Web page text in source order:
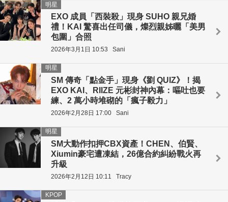
EXO 成員「西裝殺」現身 SUHO 親兄婚
禮！KAI 驚喜出任司儀，燦烈親姊曬「美男
包圍」合照
明星
2026年3月1日 10:53 Sani
SM 傳奇「點金手」現身《劉 QUIZ》！揭
EXO KAI、RIIZE 元彬封神內幕：嘔吐也要
練、2 萬小時堆砌的「瘋子毅力」
明星
2026年2月28日 17:00 Sani
SM大動作扣押CBX資產！CHEN、伯賢、
Xiumin豪宅遭凍結，26億合約糾紛戰火再
升級
明星
2026年2月12日 10:11 Tracy
KPOP